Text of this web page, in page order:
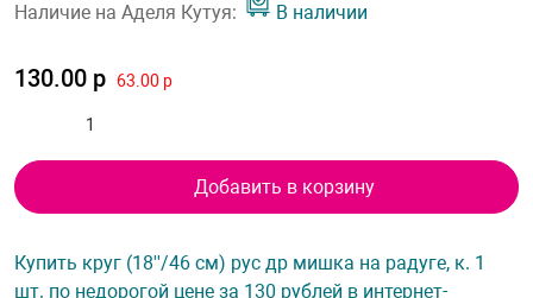
Наличие на Аделя Кутуя:
В наличии
130.00 р 63.00 р
Добавить в корзину
Купить круг (18''/46 см) рус др мишка на радуге, к. 1
шт. по недорогой цене за 130 рублей в интернет-